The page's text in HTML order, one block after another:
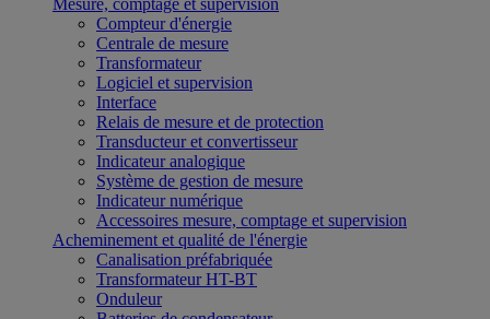
Mesure, comptage et supervision
Compteur d'énergie
Centrale de mesure
Transformateur
Logiciel et supervision
Interface
Relais de mesure et de protection
Transducteur et convertisseur
Indicateur analogique
Système de gestion de mesure
Indicateur numérique
Accessoires mesure, comptage et supervision
Acheminement et qualité de l'énergie
Canalisation préfabriquée
Transformateur HT-BT
Onduleur